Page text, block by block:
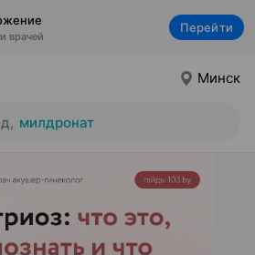
врачей
Перейти
Минск
, милдронат